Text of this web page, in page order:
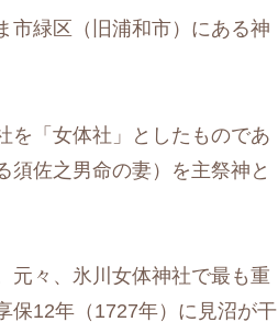
市緑区（旧浦和市）にある神
を「女体社」としたものであ
須佐之男命の妻）を主祭神と
元々、氷川女体神社で最も重
保12年（1727年）に見沼が干